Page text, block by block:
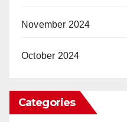
November 2024
October 2024
Categories